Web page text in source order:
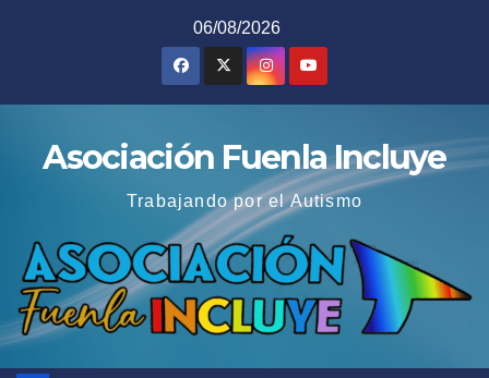
06/08/2026
Asociación Fuenla Incluye
Trabajando por el Autismo